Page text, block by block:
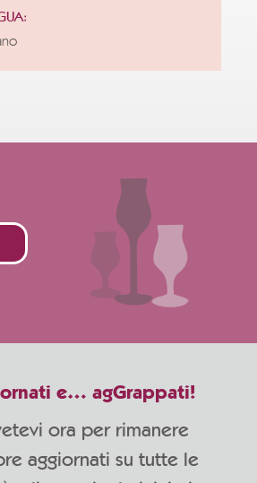
e… agGrappati!
ora per rimanere
aggiornati su tutte le